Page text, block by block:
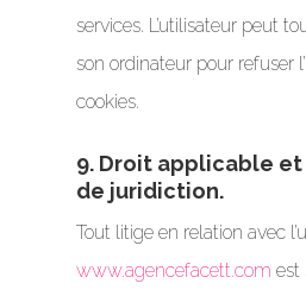
services. L’utilisateur peut
son ordinateur pour refuser
cookies.
9. Droit applicable
de juridiction.
Tout litige en relation avec
www.agencefacett.com est